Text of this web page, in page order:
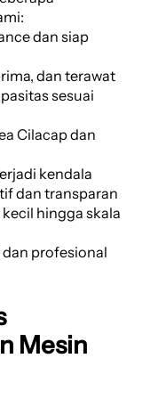
dan siap
dan terawat
sesuai
Cilacap dan
kendala
dan transparan
hingga skala
dan profesional
Mesin